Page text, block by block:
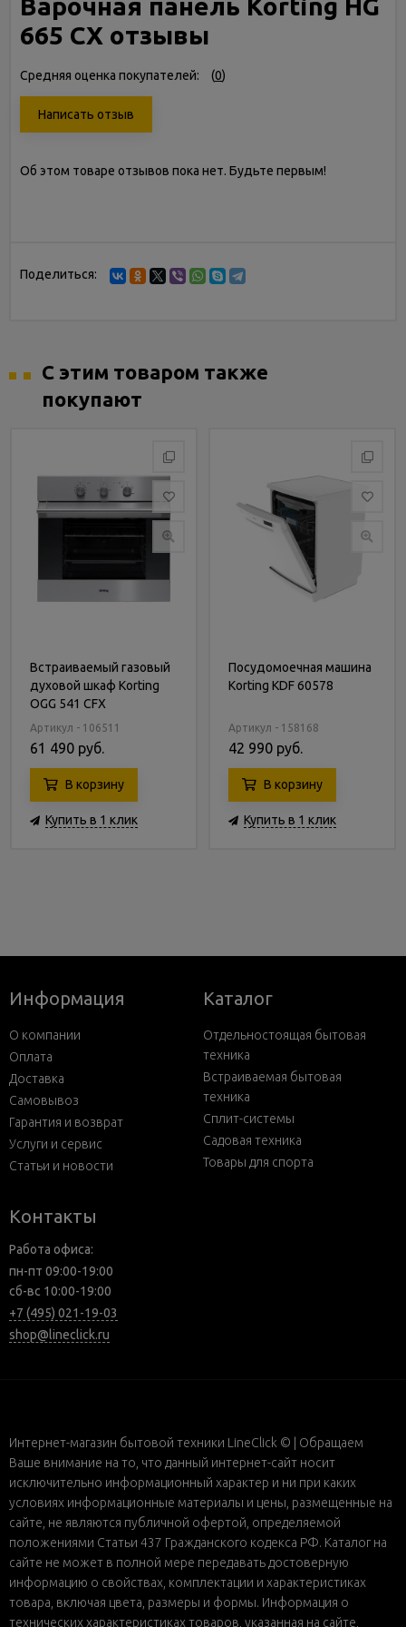
Варочная панель Korting HG
665 CX отзывы
Средняя оценка покупателей: (0)
Написать отзыв
Об этом товаре отзывов пока нет. Будьте первым!
Поделиться:
С этим товаром также
покупают
Встраиваемый газовый
духовой шкаф Korting
OGG 541 CFX
Артикул - 106511
61 490 руб.
В корзину
Купить в 1 клик
Посудомоечная машина
Korting KDF 60578
Артикул - 158168
42 990 руб.
В корзину
Купить в 1 клик
Информация
О компании
Оплата
Доставка
Самовывоз
Гарантия и возврат
Услуги и сервис
Статьи и новости
Каталог
Отдельностоящая бытовая
техника
Встраиваемая бытовая
техника
Сплит-системы
Садовая техника
Товары для спорта
Контакты
Работа офиса:
пн-пт 09:00-19:00
сб-вс 10:00-19:00
+7 (495) 021-19-03
shop@lineclick.ru
Интернет-магазин бытовой техники LineClick © | Обращаем
Ваше внимание на то, что данный интернет-сайт носит
исключительно информационный характер и ни при каких
условиях информационные материалы и цены, размещенные на
сайте, не являются публичной офертой, определяемой
положениями Статьи 437 Гражданского кодекса РФ. Каталог на
сайте не может в полной мере передавать достоверную
информацию о свойствах, комплектации и характеристиках
товара, включая цвета, размеры и формы. Информация о
технических характеристиках товаров, указанная на сайте,